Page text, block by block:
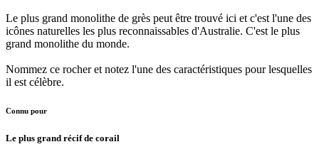
Le plus grand monolithe de grès peut être trouvé ici et c'est l'une des
icônes naturelles les plus reconnaissables d'Australie. C'est le plus
grand monolithe du monde.
Nommez ce rocher et notez l'une des caractéristiques pour lesquelles
il est célèbre.
Connu pour
Le plus grand récif de corail